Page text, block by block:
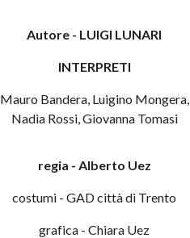
Autore - LUIGI LUNARI
INTERPRETI
Mauro Bandera, Luigino Mongera,
Nadia Rossi, Giovanna Tomasi
regia - Alberto Uez
costumi - GAD città di Trento
grafica - Chiara Uez